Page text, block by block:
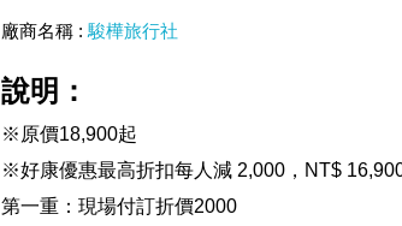
廠商名稱 : 駿樺旅行社
說明：
※原價18,900起
※好康優惠最高折扣每人減 2,000，NT$
第一重：現場付訂折價2000